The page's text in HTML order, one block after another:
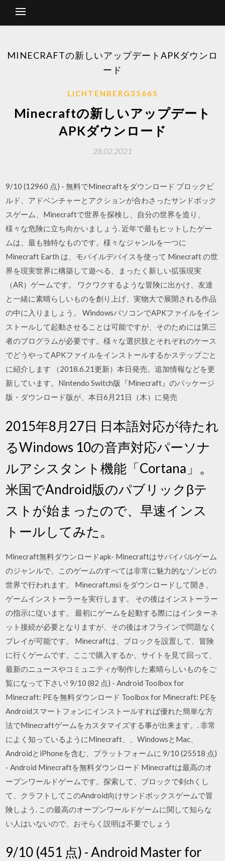
MINECRAFTの新しいアップデートAPKダウンロ
ード
LICHTENBERG35665
Minecraftの新しいアップデート
APKダウンロード
28.02.2021
9/10 (12960 点) - 無料でMinecraftをダウンロード ブロックビ
ルド、アドベンチャーとアクションが合わさったサンドボック
スゲーム、Minecraftで世界を探検し、自分の世界を造り、
様々な危険に立ち向かいましょう. 近年で最もヒットしたゲー
ムは、最も独特なものです。様々なジャンルを一つに
Minecraft Earth は、モバイルデバイスを使って Minecraft の世
界を現実世界に構築して遊べる、まったく新しい拡張現実
（AR）ゲームです。 ワクワクするような冒険に出かけ、友達
と一緒に素晴らしいものを創り上げ、実物大で展開される作品
の中に入りましょう。 WindowsパソコンでAPKファイルをイン
ストールして起動させることは可能ですが、そのためには第三
者のプログラムが必要です。様々な選択肢とそれぞれのケース
でどうやってAPKファイルをインストールするかステップごと
に紹介します （2018.6.21更新）本日発売。追加情報などを更
新しています。Nintendo Switch版『Minecraft』のパッケージ
版・ダウンロード版が、本日6月21日（木）に発売
2015年8月27日 日本語対応が待たれ
るWindows 10の音声対応パーソナ
ルアシスタント機能「Cortana」。
米国でAndroid版のパブリックβテ
ストが始まったので、早速インス
トールしてみた。
Minecraft無料ダウンロードapk- Minecraftはサバイバルゲーム
のジャンルで、このゲームのすべては非常に魅力的なゾンビの
世界で行われます。 Minecraft.msi をダウンロードして開き、
ゲームインストーラーを実行します。 その後はインストーラー
の指示に従います。 最初にゲームを起動する際にはインターネ
ット接続が必要となりますが、その後はオフラインで問題なく
プレイが可能です。 Minecraftは、ブロックを設置して、冒険
に行くゲームです。ここで購入するか、サイトを見て回って、
最新のニュースやコミュニティが制作した素晴らしいものをご
覧になって下さい! 9/10 (82 点) - Android Toolbox for
Minecraft: PEを無料ダウンロード Toolbox for Minecraft: PEを
Androidスマートフォンにインストールすれば優れた簡単な方
法でMinecraftゲームをカスタマイズする事が出来ます。. 非常
によく知っているようにMinecraft、、WindowsとMac、
AndroidとiPhoneを含む、プラットフォームに 9/10 (25518 点)
- Android Minecraftを無料ダウンロード Minecraftは最高のオ
ープンワールドゲームです。探索して、ブロックで剣chくし
て、クラフトしてこのAndroid向けサンドボックスゲームで冒
険しよう. この最高のオープンワールドゲームに関して知らな
い人はいないので、おそらく説明は不要でしょう
9/10 (451 点) - Android Master for